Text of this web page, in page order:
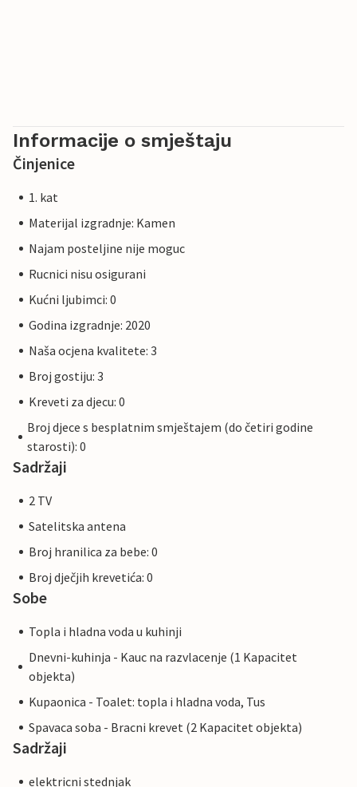
Informacije o smještaju
Činjenice
1. kat
Materijal izgradnje: Kamen
Najam posteljine nije moguc
Rucnici nisu osigurani
Kućni ljubimci: 0
Godina izgradnje: 2020
Naša ocjena kvalitete: 3
Broj gostiju: 3
Kreveti za djecu: 0
Broj djece s besplatnim smještajem (do četiri godine
starosti): 0
Sadržaji
2 TV
Satelitska antena
Broj hranilica za bebe: 0
Broj dječjih krevetića: 0
Sobe
Topla i hladna voda u kuhinji
Dnevni-kuhinja - Kauc na razvlacenje (1 Kapacitet
objekta)
Kupaonica - Toalet: topla i hladna voda, Tus
Spavaca soba - Bracni krevet (2 Kapacitet objekta)
Sadržaji
elektricni stednjak